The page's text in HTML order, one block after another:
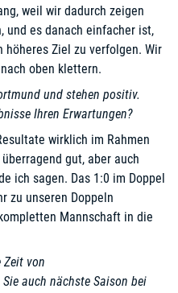
weil wir dadurch zeigen
und es danach einfacher ist,
Ziel zu verfolgen. Wir
oben klettern.
und stehen positiv.
Ihren Erwartungen?
wirklich im Rahmen
gut, aber auch
ich sagen. Das 1:0 im Doppel
zu unseren Doppeln
Mannschaft in die
Zeit von
auch nächste Saison bei